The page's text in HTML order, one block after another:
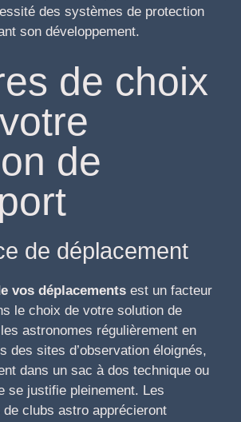
des systèmes de protection
son développement.
de choix
de
de déplacement
vos déplacements est un facteur
le choix de votre solution de
astronomes régulièrement en
des sites d’observation éloignés,
dans un sac à dos technique ou
se justifie pleinement. Les
clubs astro apprécieront